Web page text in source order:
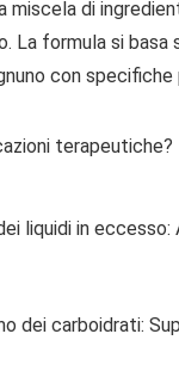
miscela di
La formula si basa
con
terapeutiche?
liquidi in eccesso:
dei carboidrati: